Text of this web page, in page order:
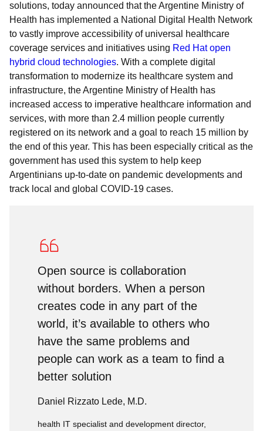
solutions, today announced that the Argentine Ministry of
Health has implemented a National Digital Health Network
to vastly improve accessibility of universal healthcare
coverage services and initiatives using Red Hat open
hybrid cloud technologies. With a complete digital
transformation to modernize its healthcare system and
infrastructure, the Argentine Ministry of Health has
increased access to imperative healthcare information and
services, with more than 2.4 million people currently
registered on its network and a goal to reach 15 million by
the end of this year. This has been especially critical as the
government has used this system to help keep
Argentinians up-to-date on pandemic developments and
track local and global COVID-19 cases.
Open source is collaboration
without borders. When a person
creates code in any part of the
world, it’s available to others who
have the same problems and
people can work as a team to find a
better solution
Daniel Rizzato Lede, M.D.
health IT specialist and development director,